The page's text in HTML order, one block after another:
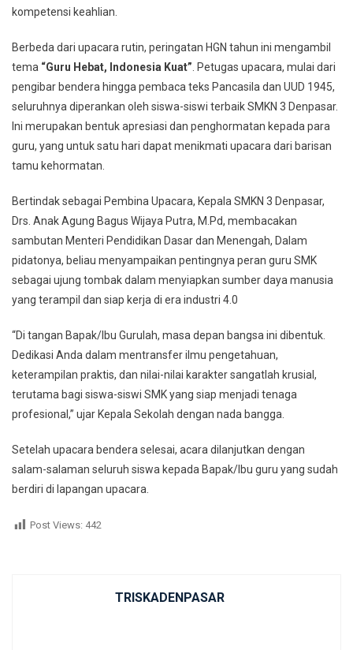
kompetensi keahlian.
Berbeda dari upacara rutin, peringatan HGN tahun ini mengambil
tema “Guru Hebat, Indonesia Kuat”. Petugas upacara, mulai dari
pengibar bendera hingga pembaca teks Pancasila dan UUD 1945,
seluruhnya diperankan oleh siswa-siswi terbaik SMKN 3 Denpasar.
Ini merupakan bentuk apresiasi dan penghormatan kepada para
guru, yang untuk satu hari dapat menikmati upacara dari barisan
tamu kehormatan.
Bertindak sebagai Pembina Upacara, Kepala SMKN 3 Denpasar,
Drs. Anak Agung Bagus Wijaya Putra, M.Pd, membacakan
sambutan Menteri Pendidikan Dasar dan Menengah, Dalam
pidatonya, beliau menyampaikan pentingnya peran guru SMK
sebagai ujung tombak dalam menyiapkan sumber daya manusia
yang terampil dan siap kerja di era industri 4.0
“Di tangan Bapak/Ibu Gurulah, masa depan bangsa ini dibentuk.
Dedikasi Anda dalam mentransfer ilmu pengetahuan,
keterampilan praktis, dan nilai-nilai karakter sangatlah krusial,
terutama bagi siswa-siswi SMK yang siap menjadi tenaga
profesional,” ujar Kepala Sekolah dengan nada bangga.
Setelah upacara bendera selesai, acara dilanjutkan dengan
salam-salaman seluruh siswa kepada Bapak/Ibu guru yang sudah
berdiri di lapangan upacara.
Post Views: 442
TRISKADENPASAR